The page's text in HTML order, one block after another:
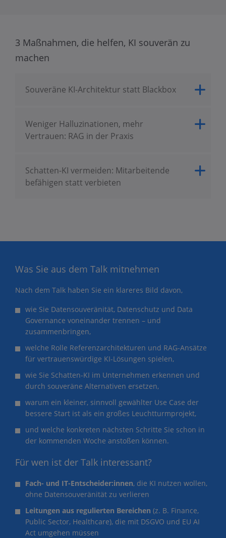
3 Maßnahmen, die helfen, KI souverän zu
machen
Souveräne KI-Architektur statt Blackbox
Weniger Halluzinationen, mehr
Vertrauen: RAG in der Praxis
Schatten-KI vermeiden: Mitarbeitende
befähigen statt verbieten
Was Sie aus dem Talk mitnehmen
Nach dem Talk haben Sie ein klareres Bild davon,
wie Sie Datensouveränität, Datenschutz und Data
Governance voneinander trennen – und
zusammenbringen,
welche Rolle Referenzarchitekturen und RAG-Ansätze
für vertrauenswürdige KI-Lösungen spielen,
wie Sie Schatten-KI im Unternehmen erkennen und
durch souveräne Alternativen ersetzen,
warum ein kleiner, sinnvoll gewählter Use Case der
bessere Start ist als ein großes Leuchtturmprojekt,
und welche konkreten nächsten Schritte Sie schon in
der kommenden Woche anstoßen können.
Für wen ist der Talk interessant?
Fach- und IT-Entscheider:innen, die KI nutzen wollen,
ohne Datensouveränität zu verlieren
Leitungen aus regulierten Bereichen (z. B. Finance,
Public Sector, Healthcare), die mit DSGVO und EU AI
Act umgehen müssen